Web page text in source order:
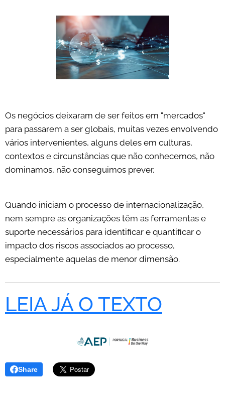
Os negócios deixaram de ser feitos em "mercados"
para passarem a ser globais, muitas vezes envolvendo
vários intervenientes, alguns deles em culturas,
contextos e circunstâncias que não conhecemos, não
dominamos, não conseguimos prever.
Quando iniciam o processo de internacionalização,
nem sempre as organizações têm as ferramentas e
suporte necessários para identificar e quantificar o
impacto dos riscos associados ao processo,
especialmente aquelas de menor dimensão.
LEIA JÁ O TEXTO
Share